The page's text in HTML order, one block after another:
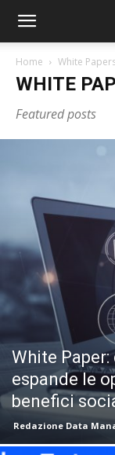
Home White
WHITE
Featured posts
White
espande le
benefici
Redazione Data